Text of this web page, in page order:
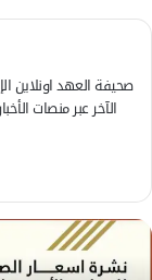
صحيفة العهد اونلاين
الآخر عبر منصات